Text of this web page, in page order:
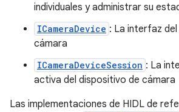
individuales y administrar su
ICameraDevice : La interfaz
cámara
ICameraDeviceSession : La
activa del dispositivo de cámara
Las implementaciones de HIDL de